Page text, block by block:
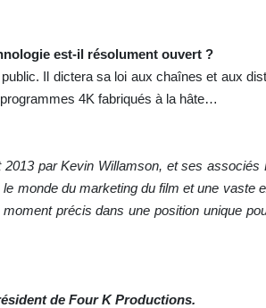
est-il résolument ouvert ?
Il dictera sa loi aux chaînes et aux
4K fabriqués à la hâte…
par Kevin Willamson, et ses associés
monde du marketing du film et une vaste
précis dans une position unique
de Four K Productions.